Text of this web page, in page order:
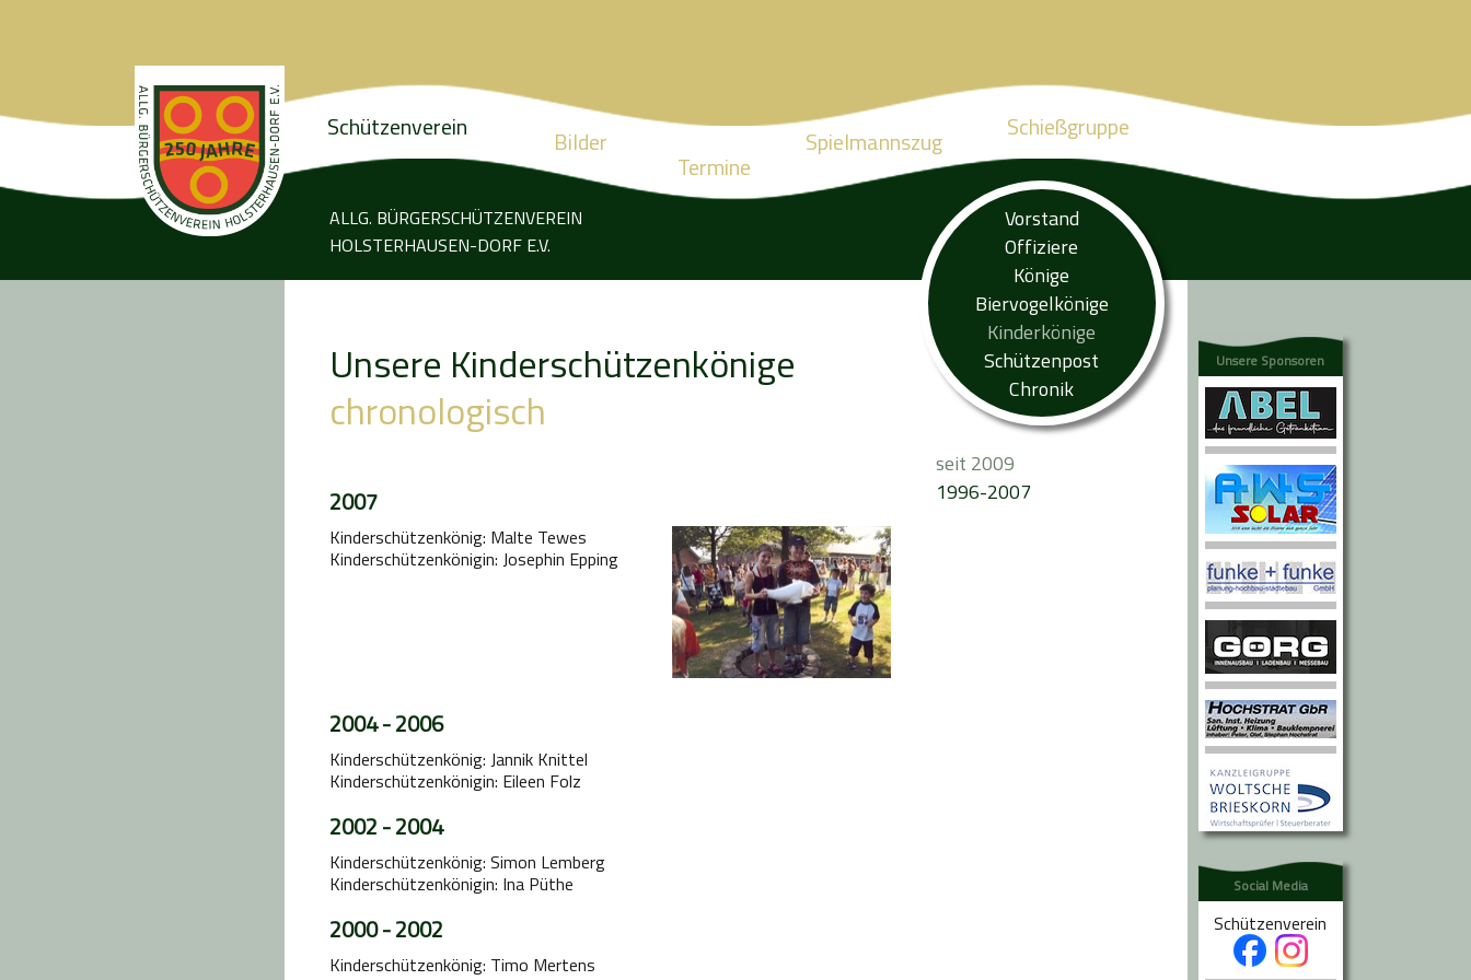
Schützenverein Bilder
Termine
Spielmannszug Schießgruppe
ALLG. BÜRGERSCHÜTZENVEREIN
HOLSTERHAUSEN-DORF E.V.
Vorstand
Offiziere
Könige
Biervogelkönige
Kinderkönige
Schützenpost
Chronik
Unsere Kinderschützenkönige
chronologisch
2007
Kinderschützenkönig: Malte Tewes
Kinderschützenkönigin: Josephin Epping
2004 - 2006
Kinderschützenkönig: Jannik Knittel
Kinderschützenkönigin: Eileen Folz
2002 - 2004
Kinderschützenkönig: Simon Lemberg
Kinderschützenkönigin: Ina Püthe
2000 - 2002
Kinderschützenkönig: Timo Mertens
seit 2009
1996-2007
Unsere Sponsoren
Social Media
Schützenverein